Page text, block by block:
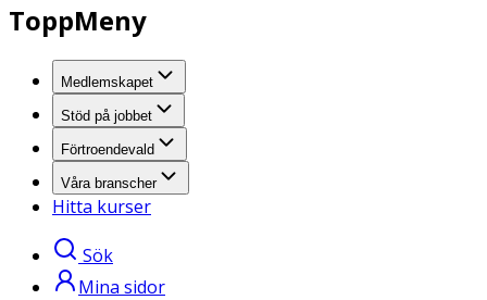
ToppMeny
Medlemskapet
Stöd på jobbet
Förtroendevald
Våra branscher
Hitta kurser
Sök
Mina sidor